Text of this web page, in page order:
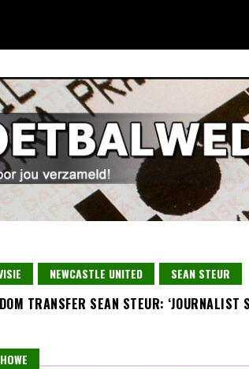
NEWCASTLE UNITED SEAN STEUR
TRANSFER SEAN STEUR: ‘JOURNALIST